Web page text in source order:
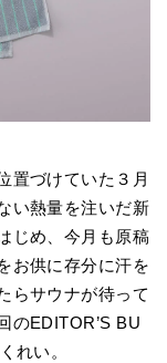
置づけていた３月
い熱量を注いだ新
じめ、今月も原稿
お供に存分に汗を
らサウナが待って
のEDITOR’S BU
れい。